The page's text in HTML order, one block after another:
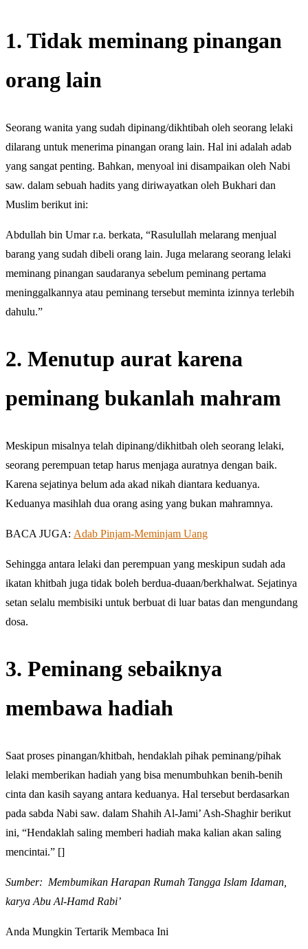
1. Tidak meminang pinangan
orang lain
Seorang wanita yang sudah dipinang/dikhtibah oleh seorang lelaki
dilarang untuk menerima pinangan orang lain. Hal ini adalah adab
yang sangat penting. Bahkan, menyoal ini disampaikan oleh Nabi
saw. dalam sebuah hadits yang diriwayatkan oleh Bukhari dan
Muslim berikut ini:
Abdullah bin Umar r.a. berkata, “Rasulullah melarang menjual
barang yang sudah dibeli orang lain. Juga melarang seorang lelaki
meminang pinangan saudaranya sebelum peminang pertama
meninggalkannya atau peminang tersebut meminta izinnya terlebih
dahulu.”
2. Menutup aurat karena
peminang bukanlah mahram
Meskipun misalnya telah dipinang/dikhitbah oleh seorang lelaki,
seorang perempuan tetap harus menjaga auratnya dengan baik.
Karena sejatinya belum ada akad nikah diantara keduanya.
Keduanya masihlah dua orang asing yang bukan mahramnya.
BACA JUGA: Adab Pinjam-Meminjam Uang
Sehingga antara lelaki dan perempuan yang meskipun sudah ada
ikatan khitbah juga tidak boleh berdua-duaan/berkhalwat. Sejatinya
setan selalu membisiki untuk berbuat di luar batas dan mengundang
dosa.
3. Peminang sebaiknya
membawa hadiah
Saat proses pinangan/khitbah, hendaklah pihak peminang/pihak
lelaki memberikan hadiah yang bisa menumbuhkan benih-benih
cinta dan kasih sayang antara keduanya. Hal tersebut berdasarkan
pada sabda Nabi saw. dalam Shahih Al-Jami’ Ash-Shaghir berikut
ini, “Hendaklah saling memberi hadiah maka kalian akan saling
mencintai.” []
Sumber: Membumikan Harapan Rumah Tangga Islam Idaman,
karya Abu Al-Hamd Rabi’
Anda Mungkin Tertarik Membaca Ini